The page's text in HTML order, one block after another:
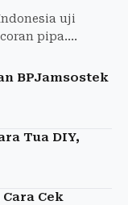
uji
pipa.
BPJamsostek
Tua DIY,
Cara Cek